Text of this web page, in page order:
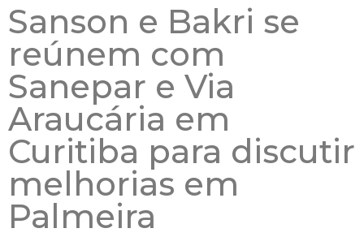
Sanson e Bakri se
reúnem com
Sanepar e Via
Araucária em
Curitiba para discutir
melhorias em
Palmeira